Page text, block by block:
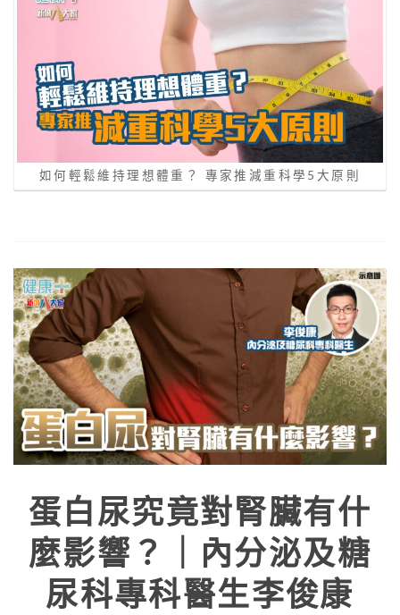
如何輕鬆維持理想體重？ 專家推減重科學5大原則
蛋白尿究竟對腎臟有什
麼影響？｜內分泌及糖
尿科專科醫生李俊康